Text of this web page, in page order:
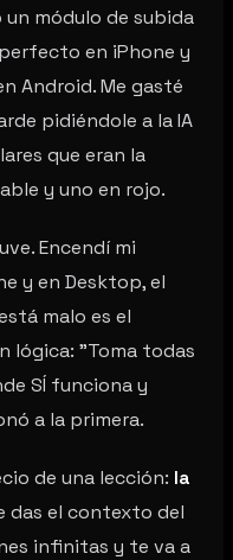
módulo de subida
en iPhone y
Android. Me gasté
pidiéndole a la IA
que eran la
y uno en rojo.
Encendí mi
y en Desktop, el
malo es el
lógica: "Toma todas
SÍ funciona y
a la primera.
de una lección: la
das el contexto del
infinitas y te va a